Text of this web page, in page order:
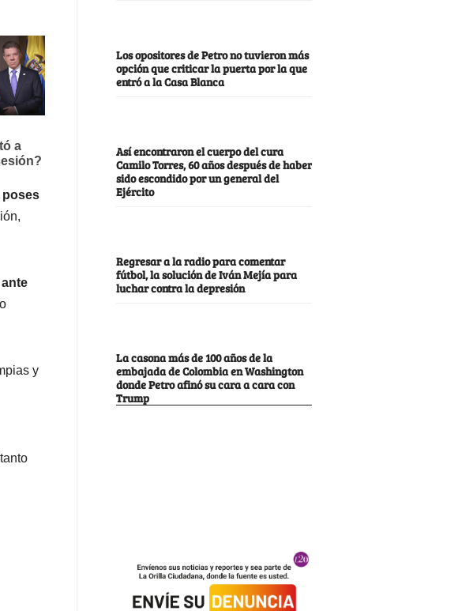
poses
y
Los opositores de Petro no tuvieron más
opción que criticar la puerta por la que
entró a la Casa Blanca
Así encontraron el cuerpo del cura
Camilo Torres, 60 años después de haber
sido escondido por un general del
Ejército
Regresar a la radio para comentar
fútbol, la solución de Iván Mejía para
luchar contra la depresión
La casona más de 100 años de la
embajada de Colombia en Washington
donde Petro afinó su cara a cara con
Trump